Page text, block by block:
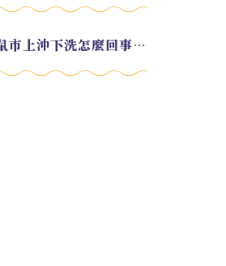
EP.213 川普大攪局：袋鼠市上沖下洗怎麼回事？feat. Alvin